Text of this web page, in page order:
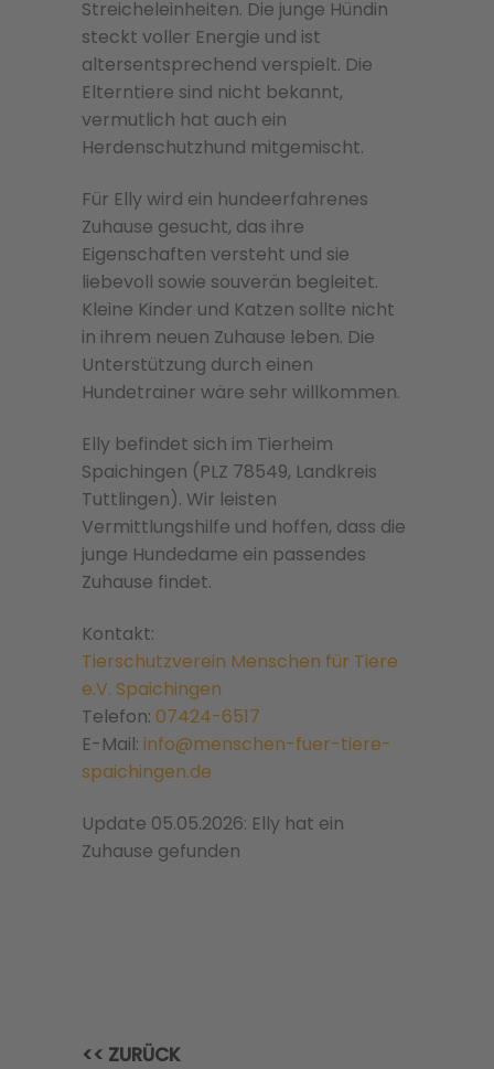
Streicheleinheiten. Die junge Hündin
steckt voller Energie und ist
altersentsprechend verspielt. Die
Elterntiere sind nicht bekannt,
vermutlich hat auch ein
Herdenschutzhund mitgemischt.
Für Elly wird ein hundeerfahrenes
Zuhause gesucht, das ihre
Eigenschaften versteht und sie
liebevoll sowie souverän begleitet.
Kleine Kinder und Katzen sollte nicht
in ihrem neuen Zuhause leben. Die
Unterstützung durch einen
Hundetrainer wäre sehr willkommen.
Elly befindet sich im Tierheim
Spaichingen (PLZ 78549, Landkreis
Tuttlingen). Wir leisten
Vermittlungshilfe und hoffen, dass die
junge Hundedame ein passendes
Zuhause findet.
Kontakt:
Tierschutzverein Menschen für Tiere
e.V. Spaichingen
Telefon: 07424-6517
E-Mail: info@menschen-fuer-tiere-
spaichingen.de
Update 05.05.2026: Elly hat ein
Zuhause gefunden
<< ZURÜCK